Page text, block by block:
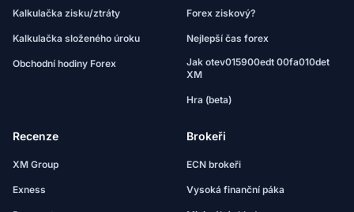
Kalkulačka zisku/ztráty
Kalkulačka složeného úroku
Obchodní hodiny Forex
Forex ziskový?
Nejlepší čas forex
Jak otev015900edt 00fa010det
XM
Hra (beta)
Recenze
XM Group
Exness
Brokeři
ECN brokeři
Vysoká finanční páka